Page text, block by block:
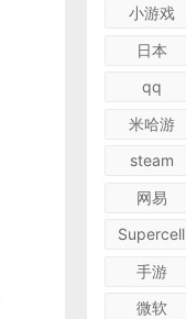
小游戏
日本
qq
米哈游
steam
网易
Supercell
手游
微软